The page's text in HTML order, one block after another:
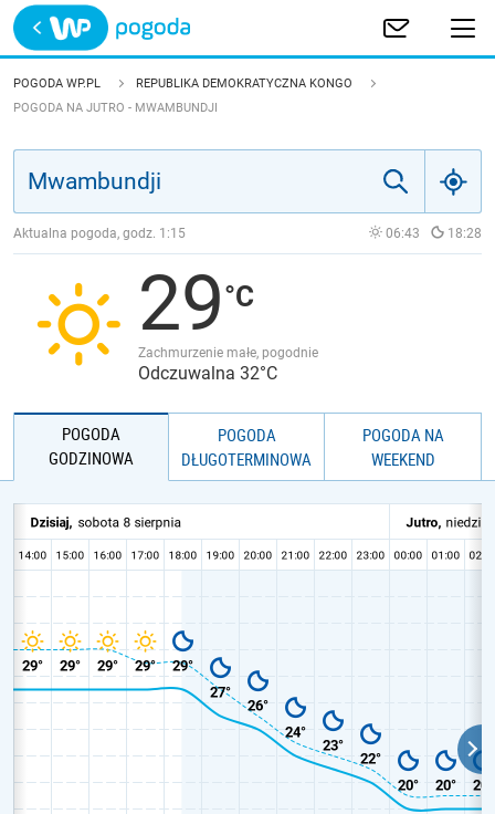
Trwa ładowanie
POLSKA
JAKOŚĆ POWIETRZA
POGODA WP.PL
REPUBLIKA DEMOKRATYCZNA KONGO
POGODA NA JUTRO - MWAMBUNDJI
Aktualna pogoda, godz. 1:15 06:43 18:28
29
Zachmurzenie małe, pogodnie
Odczuwalna 32°C
POGODA
GODZINOWA
POGODA
DŁUGOTERMINOWA
POGODA NA
WEEKEND